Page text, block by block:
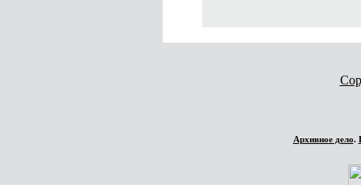
Архивное дело.